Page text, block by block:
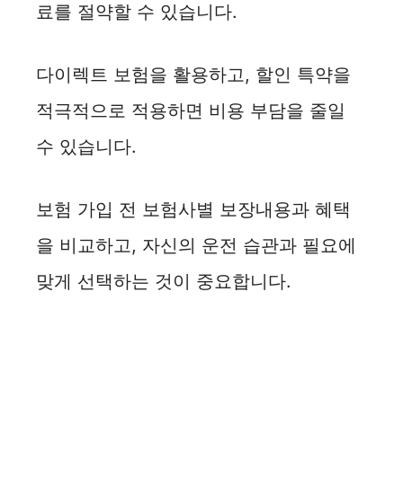
료를 절약할 수 있습니다.
다이렉트 보험을 활용하고, 할인 특약을
적극적으로 적용하면 비용 부담을 줄일
수 있습니다.
보험 가입 전 보험사별 보장내용과 혜택
을 비교하고, 자신의 운전 습관과 필요에
맞게 선택하는 것이 중요합니다.